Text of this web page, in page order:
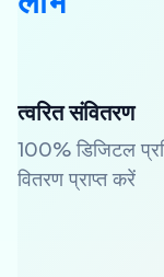
त्वरित संवितरण
100% डिजिटल
वितरण प्राप्त करें